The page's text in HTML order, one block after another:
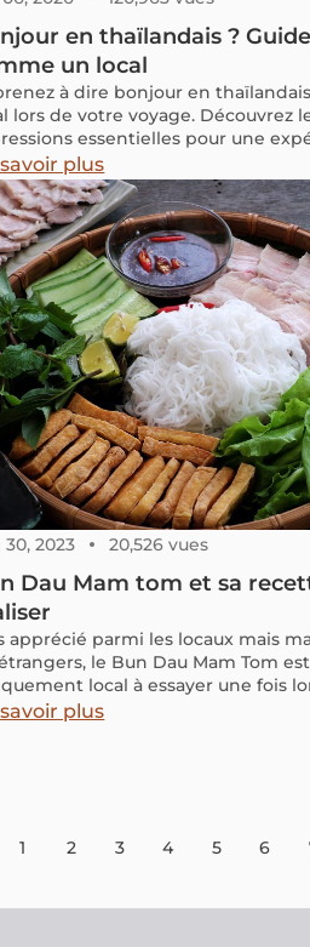
en thaïlandais ?
un local
à dire bonjour en
lors de votre voyage. Découvrez
essentielles pour une
plus
2023 20,526 vues
Dau Mam tom et sa
apprécié parmi les locaux mais
le Bun Dau Mam Tom
local à essayer une fois
au Vietnam
plus
1 2 3 4 5 6